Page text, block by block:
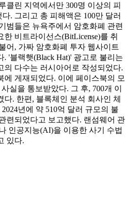
클린 지역에서만 300명 이상의 피
. 그리고 총 피해액은 100만 달러
범들은 뉴욕주에서 암호화폐 관련
비트라이선스(BitLicense)를 취
어, 가짜 암호화폐 투자 웹사이트
'블랙햇(Black Hat)' 광고로 불리는
의 다수는 러시아어로 작성되었다.
에 게재되었다. 이에 페이스북의 모
실을 통보받았다. 그 후, 700개 이
. 한편, 블록체인 분석 회사인 체
년에 약 510억 달러 규모의 불
련되었다고 보고했다. 랜섬웨어 관
인공지능(AI)을 이용한 사기 수법
있다.